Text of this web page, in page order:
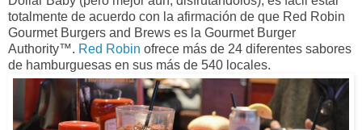
totalmente de acuerdo con la afirmación de que Red Robin
Gourmet Burgers and Brews es la Gourmet Burger
Authority™. Red Robin ofrece más de 24 diferentes sabores
de hamburguesas en sus más de 540 locales.